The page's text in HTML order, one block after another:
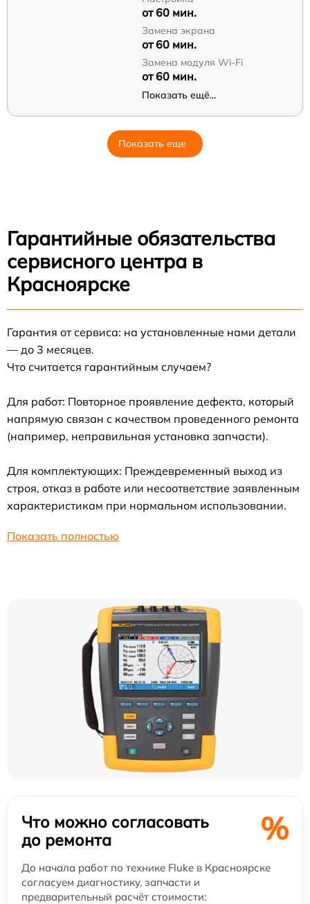
от 60 мин.
Замена экрана
от 60 мин.
Замена модуля Wi-Fi
от 60 мин.
Показать ещё...
Показать еще
Гарантийные обязательства
сервисного центра в
Красноярске
Гарантия от сервиса: на установленные нами детали
— до 3 месяцев.
Что считается гарантийным случаем?
Для работ: Повторное проявление дефекта, который
напрямую связан с качеством проведенного ремонта
(например, неправильная установка запчасти).
Для комплектующих: Преждевременный выход из
строя, отказ в работе или несоответствие заявленным
характеристикам при нормальном использовании.
Показать полностью
Что можно согласовать
до ремонта
%
До начала работ по технике Fluke в Красноярске
согласуем диагностику, запчасти и
предварительный расчёт стоимости: